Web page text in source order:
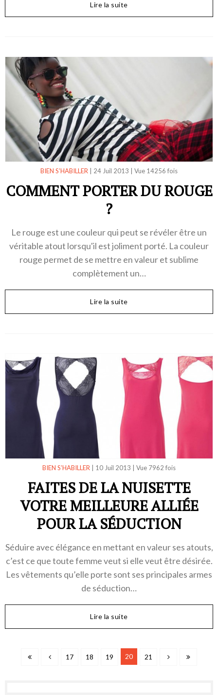
Lire la suite
BIEN S’HABILLER 24 Juil 2013 Vue 14256 fois
COMMENT PORTER DU ROUGE
?
Le rouge est une couleur qui peut se révéler être un
véritable atout lorsqu'il est joliment porté. La couleur
rouge permet de se mettre en valeur et sublime
complètement un…
Lire la suite
BIEN S’HABILLER 10 Juil 2013 Vue 7962 fois
FAITES DE LA NUISETTE
VOTRE MEILLEURE ALLIÉE
POUR LA SÉDUCTION
Séduire avec élégance en mettant en valeur ses atouts,
c’est ce que toute femme veut si elle veut être désirée.
Les vêtements qu’elle porte sont ses principales armes
de séduction…
Lire la suite
17 18 19 20 21